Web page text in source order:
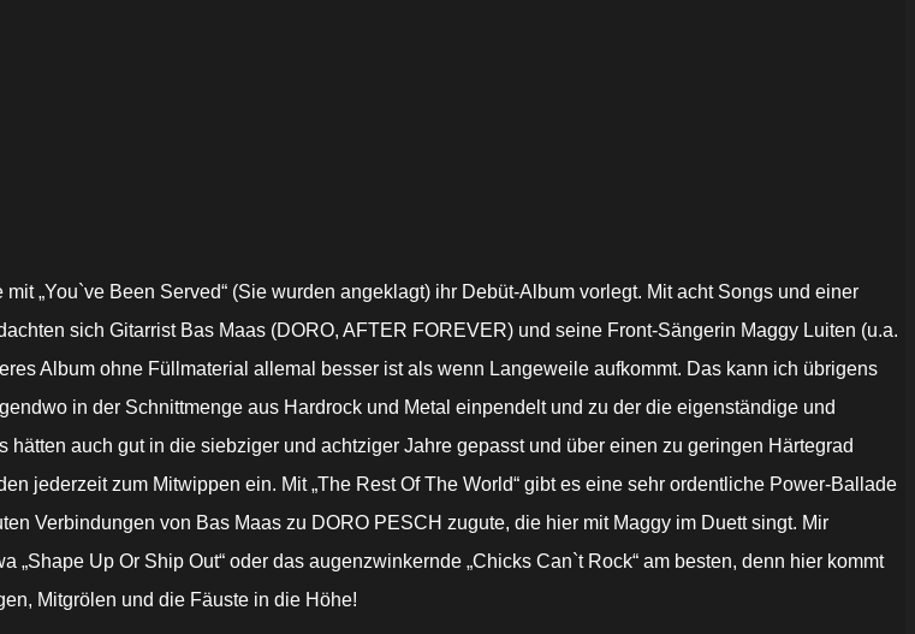
„You`ve Been Served“ (Sie wurden angeklagt) ihr Debüt-Album vorlegt. Mit acht Songs und einer
sich Gitarrist Bas Maas (DORO, AFTER FOREVER) und seine Front-Sängerin Maggy Luiten (u.a.
Album ohne Füllmaterial allemal besser ist als wenn Langeweile aufkommt. Das kann ich übrigens
in der Schnittmenge aus Hardrock und Metal einpendelt und zu der die eigenständige und
auch gut in die siebziger und achtziger Jahre gepasst und über einen zu geringen Härtegrad
jederzeit zum Mitwippen ein. Mit „The Rest Of The World“ gibt es eine sehr ordentliche Power-Ballade
Verbindungen von Bas Maas zu DORO PESCH zugute, die hier mit Maggy im Duett singt. Mir
Up Or Ship Out“ oder das augenzwinkernde „Chicks Can`t Rock“ am besten, denn hier kommt
Mitgrölen und die Fäuste in die Höhe!